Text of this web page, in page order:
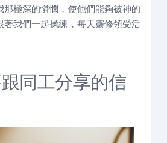
極深的憐憫，使他們能夠被神的
我們一起操練，每天靈修領受活
同工分享的信